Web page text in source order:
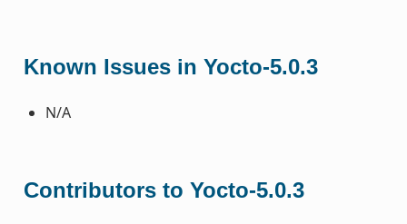
Known Issues in Yocto-5.0.3
N/A
Contributors to Yocto-5.0.3